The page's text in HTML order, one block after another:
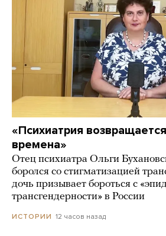
«Психиатрия
времена»
Отец психиатра Ольги
боролся со стигматизацией
дочь призывает бороться с
трансгендерности» в России
ИСТОРИИ 12 часов назад